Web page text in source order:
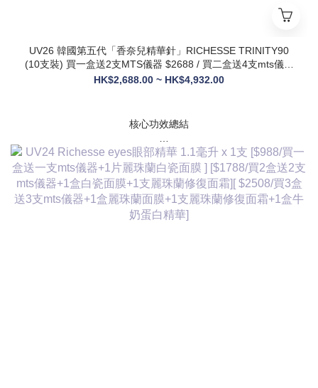
UV26 韓國第五代「香奈兒精華針」RICHESSE TRINITY90
(10支裝) 買一盒送2支MTS儀器 $2688 / 買二盒送4支mts儀器
+1盒麗珠蘭面膜+1支麗珠蘭修復面霜 $3288
HK$2,688.00 ~ HK$4,932.00
核心功效總結
✅ 膠原新生：促進膠原蛋白合成，改善皮膚自然代謝，淡化皺
紋、緊致輪廓
✅ 修護煥膚：改善痤瘡疤痕、色素沈著，修復受損肌膚屏障
✅ 營養供給：為皮膚提供全方位營養，增強彈性與光澤感
✅ 水潤亮白：深層補水鎖水，提亮膚色，讓肌膚通透飽滿
✅ 抗衰維穩：調節皮膚狀態，改善敏感與暗沈，維持健康年輕